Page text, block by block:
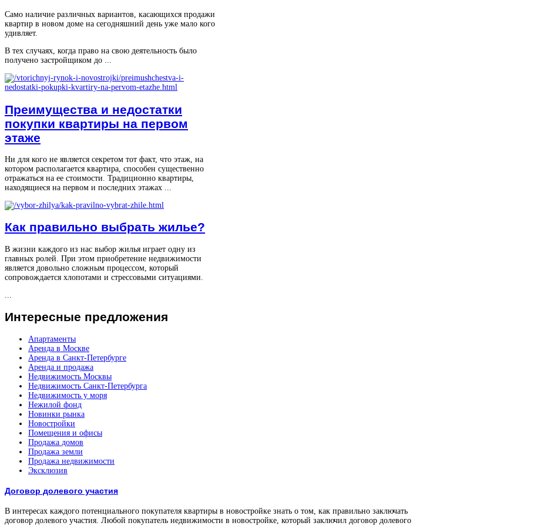
Само наличие различных вариантов, касающихся продажи
квартир в новом доме на сегодняшний день уже мало кого
удивляет.
В тех случаях, когда право на свою деятельность было
получено застройщиком до ...
Преимущества и недостатки
покупки квартиры на первом
этаже
Ни для кого не является секретом тот факт, что этаж, на
котором располагается квартира, способен существенно
отражаться на ее стоимости. Традиционно квартиры,
находящиеся на первом и последних этажах ...
Как правильно выбрать жилье?
В жизни каждого из нас выбор жилья играет одну из
главных ролей. При этом приобретение недвижимости
является довольно сложным процессом, который
сопровождается хлопотами и стрессовыми ситуациями.
Интересные предложения
Апартаменты
Аренда в Москве
Аренда в Санкт-Петербурге
Аренда и продажа
Недвижимость Москвы
Недвижимость Санкт-Петербурга
Недвижимость у моря
Нежилой фонд
Новинки рынка
Новостройки
Помещения и офисы
Продажа домов
Продажа земли
Продажа недвижимости
Эксклюзив
Договор долевого участия
В интересах каждого потенциального покупателя квартиры в новостройке знать о том, как правильно заключать
договор долевого участия. Любой покупатель недвижимости в новостройке, который заключил договор долевого